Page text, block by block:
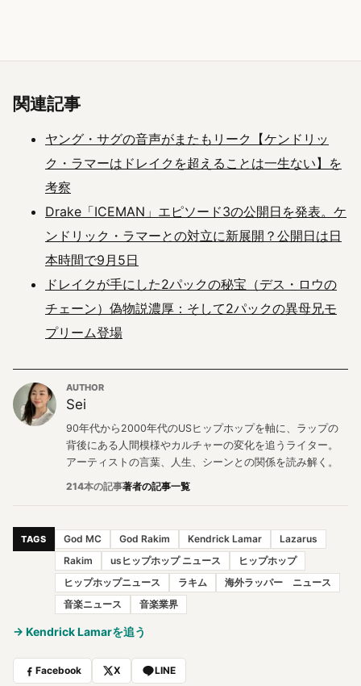
関連記事
ヤング・サグの音声がまたもリーク【ケンドリッ
ク・ラマーはドレイクを超えることは一生ない】を
考察
Drake「ICEMAN」エピソード3の公開日を発表。ケ
ンドリック・ラマーとの対立に新展開？公開日は日
本時間で9月5日
ドレイクが手にした2パックの秘宝（デス・ロウの
チェーン）偽物説濃厚：そして2パックの異母兄モ
プリーム登場
AUTHOR
Sei
90年代から2000年代のUSヒップホップを軸に、ラップの
背後にある人間模様やカルチャーの変化を追うライター。
アーティストの言葉、人生、シーンとの関係を読み解く。
214本の記事著者の記事一覧
TAGS God MC God Rakim Kendrick Lamar
Lazarus
Rakim
usヒップホップ ニュース
ヒップホップ
ヒップホップニュース
ラキム
海外ラッパー ニュース
音楽ニュース
音楽業界
→ Kendrick Lamarを追う
Facebook X LINE